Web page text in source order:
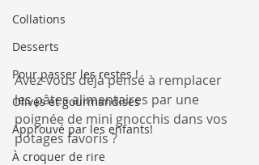
Collations
Desserts
Pour passer les restes !
Olives et gourmandises
Approuvé par les enfants!
À croquer de rire
Avez-vous déjà pensé à remplacer
les pâtes alimentaires par une
poignée de mini gnocchis dans vos
potages favoris ?